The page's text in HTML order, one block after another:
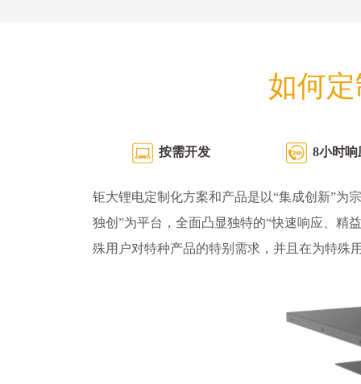
如何
按需开发 8小时响
钜大锂电定制化方案和产品是以“集成创新”为
独创”为平台，全面凸显独特的“快速响应、精
殊用户对特种产品的特别需求，并且在为特殊